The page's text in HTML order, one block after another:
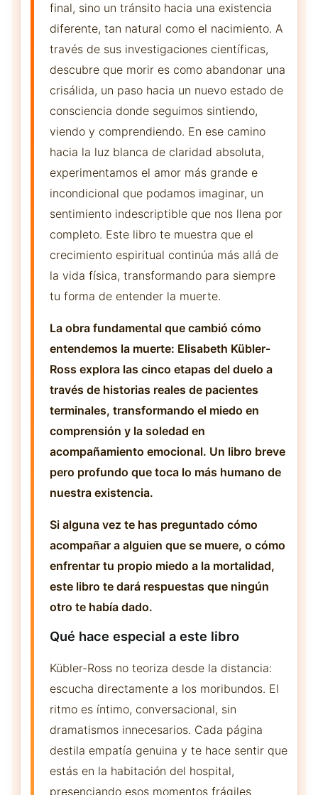
final, sino un tránsito hacia una existencia
diferente, tan natural como el nacimiento. A
través de sus investigaciones científicas,
descubre que morir es como abandonar una
crisálida, un paso hacia un nuevo estado de
consciencia donde seguimos sintiendo,
viendo y comprendiendo. En ese camino
hacia la luz blanca de claridad absoluta,
experimentamos el amor más grande e
incondicional que podamos imaginar, un
sentimiento indescriptible que nos llena por
completo. Este libro te muestra que el
crecimiento espiritual continúa más allá de
la vida física, transformando para siempre
tu forma de entender la muerte.
La obra fundamental que cambió cómo
entendemos la muerte: Elisabeth Kübler-
Ross explora las cinco etapas del duelo a
través de historias reales de pacientes
terminales, transformando el miedo en
comprensión y la soledad en
acompañamiento emocional. Un libro breve
pero profundo que toca lo más humano de
nuestra existencia.
Si alguna vez te has preguntado cómo
acompañar a alguien que se muere, o cómo
enfrentar tu propio miedo a la mortalidad,
este libro te dará respuestas que ningún
otro te había dado.
Qué hace especial a este libro
Kübler-Ross no teoriza desde la distancia:
escucha directamente a los moribundos. El
ritmo es íntimo, conversacional, sin
dramatismos innecesarios. Cada página
destila empatía genuina y te hace sentir que
estás en la habitación del hospital,
presenciando esos momentos frágiles